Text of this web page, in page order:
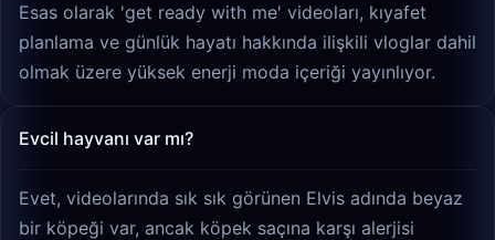
Esas olarak 'get ready with me' videoları, kıyafet
planlama ve günlük hayatı hakkında ilişkili vloglar dahil
olmak üzere yüksek enerji moda içeriği yayınlıyor.
Evcil hayvanı var mı?
Evet, videolarında sık sık görünen Elvis adında beyaz
bir köpeği var, ancak köpek saçına karşı alerjisi